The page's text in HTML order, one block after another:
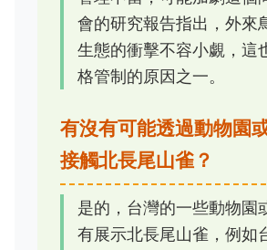
會的研究報告指出，外來
生態的衝擊不容小覷，這
格管制的原因之一。
有沒有可能透過動物園
接觸北長尾山雀？
是的，台灣的一些動物園
有展示北長尾山雀，例如